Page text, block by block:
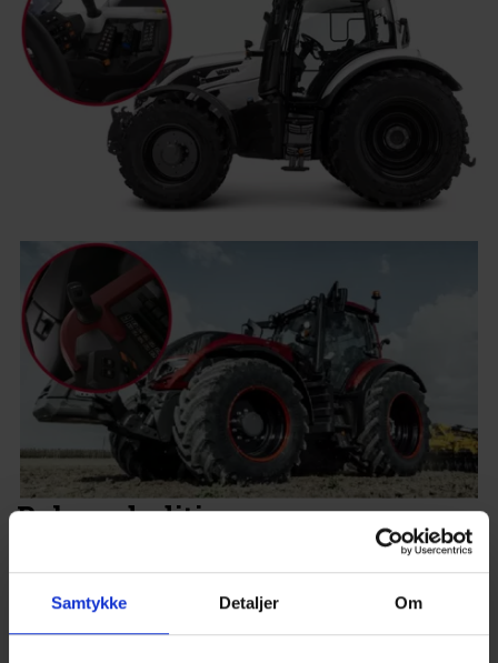
Samtykke Detaljer Om
Ruby red edition
Sorte fælge
Tonede ruder
Valtra logo i mat sort